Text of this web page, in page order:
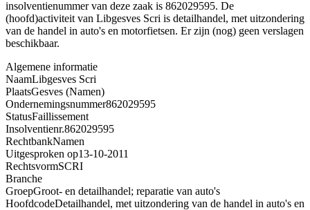
insolventienummer van deze zaak is 862029595. De
(hoofd)activiteit van Libgesves Scri is detailhandel, met uitzondering
van de handel in auto's en motorfietsen. Er zijn (nog) geen verslagen
beschikbaar.
Algemene informatie
NaamLibgesves Scri
PlaatsGesves (Namen)
Ondernemingsnummer862029595
StatusFaillissement
Insolventienr.862029595
RechtbankNamen
Uitgesproken op13-10-2011
RechtsvormSCRI
Branche
GroepGroot- en detailhandel; reparatie van auto's
HoofdcodeDetailhandel, met uitzondering van de handel in auto's en